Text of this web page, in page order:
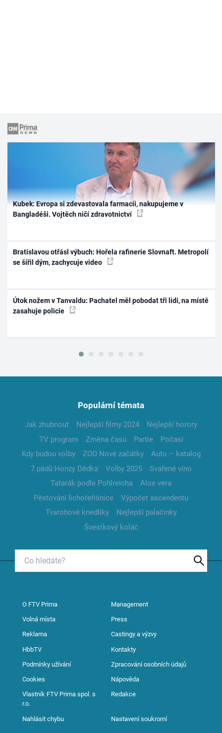
Kubek: Evropa si zdevastovala farmacii, nakupujeme v
Bangladéši. Vojtěch ničí zdravotnictví
Bratislavou otřásl výbuch: Hořela rafinerie Slovnaft. Metropolí
se šířil dým, zachycuje video
Útok nožem v Tanvaldu: Pachatel měl pobodat tři lidi, na místě
zasahuje policie
Populární témata
Jak zhubnout Nejlepší filmy 2024
Nejlepší horory
TV program
Změna času Partie
Počasí
Kdy budou volby
ZOO Nové začátky
Auto – katalog
7 pádů Honzy Dědka
Volby 2025
Svařené víno
Tatarák podle Pohlreicha
Aloe vera
Pěstování lichořeřišnice
Výpočet ascendentu
Tvarohové knedlíky
Nejlepší palačinky
Švestkový koláč
O FTV Prima Management
Volná místa Press
Reklama Castingy a výzvy
HbbTV Kontakty
Podmínky užívání Zpracování osobních údajů
Cookies Nápověda
Vlastník FTV Prima spol. s
r.o.
Redakce
Nahlásit chybu Nastavení soukromí